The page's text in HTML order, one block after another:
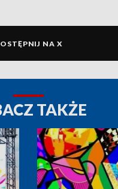
NA X
TAKŻE